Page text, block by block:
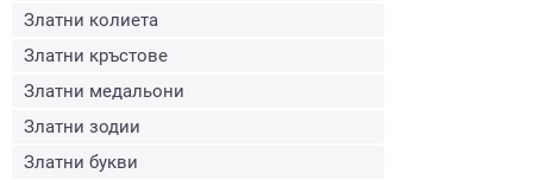
Златни колиета
Златни кръстове
Златни медальони
Златни зодии
Златни букви